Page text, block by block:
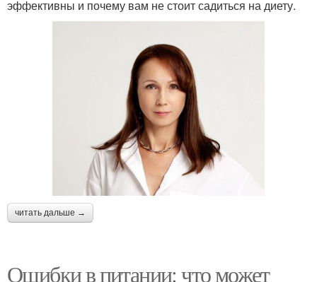
эффективны и почему вам не стоит садиться на диету.
читать дальше →
Ошибки в питании: что может